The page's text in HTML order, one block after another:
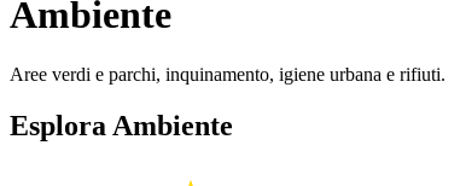
Ambiente
Aree verdi e parchi, inquinamento, igiene urbana e rifiuti.
Esplora Ambiente